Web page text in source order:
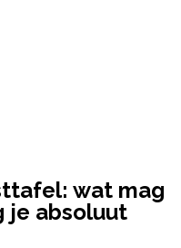
wat mag
je absoluut